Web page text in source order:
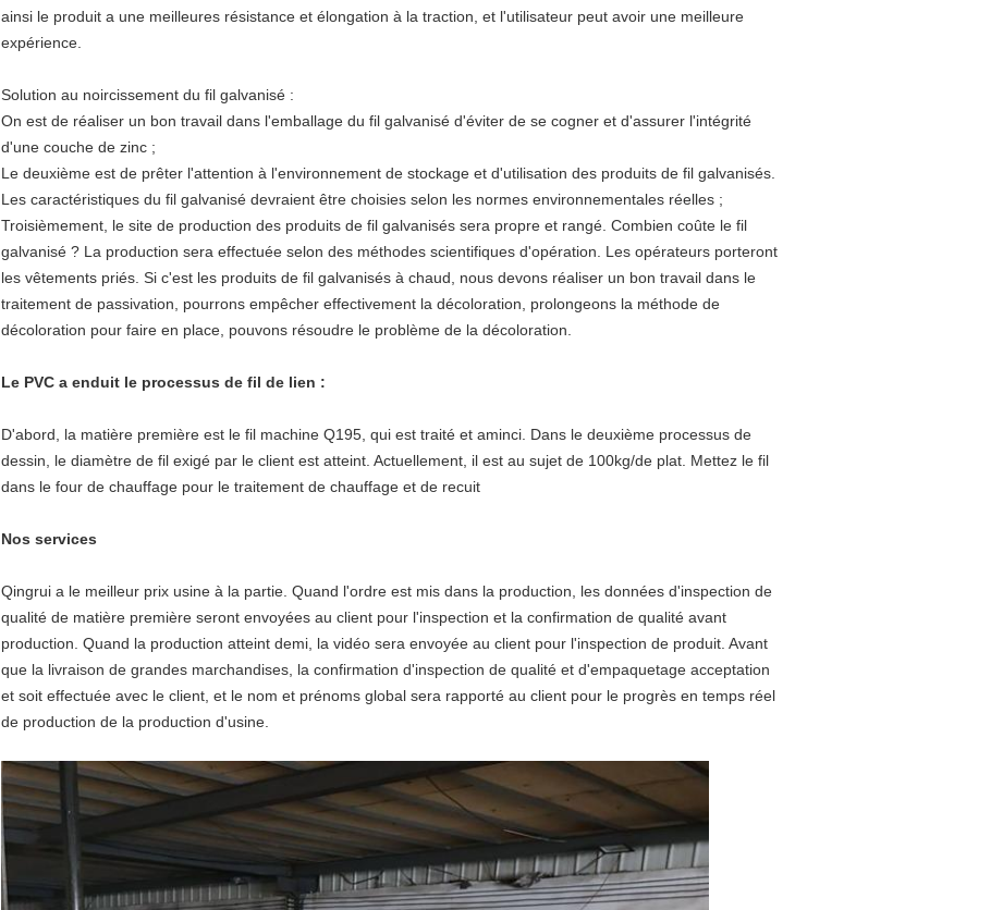
ainsi le produit a une meilleures résistance et élongation à la traction, et l'utilisateur peut avoir une meilleure
expérience.
Solution au noircissement du fil galvanisé :
On est de réaliser un bon travail dans l'emballage du fil galvanisé d'éviter de se cogner et d'assurer l'intégrité
d'une couche de zinc ;
Le deuxième est de prêter l'attention à l'environnement de stockage et d'utilisation des produits de fil galvanisés.
Les caractéristiques du fil galvanisé devraient être choisies selon les normes environnementales réelles ;
Troisièmement, le site de production des produits de fil galvanisés sera propre et rangé. Combien coûte le fil
galvanisé ? La production sera effectuée selon des méthodes scientifiques d'opération. Les opérateurs porteront
les vêtements priés. Si c'est les produits de fil galvanisés à chaud, nous devons réaliser un bon travail dans le
traitement de passivation, pourrons empêcher effectivement la décoloration, prolongeons la méthode de
décoloration pour faire en place, pouvons résoudre le problème de la décoloration.
Le PVC a enduit le processus de fil de lien :
D'abord, la matière première est le fil machine Q195, qui est traité et aminci. Dans le deuxième processus de
dessin, le diamètre de fil exigé par le client est atteint. Actuellement, il est au sujet de 100kg/de plat. Mettez le fil
dans le four de chauffage pour le traitement de chauffage et de recuit
Nos services
Qingrui a le meilleur prix usine à la partie. Quand l'ordre est mis dans la production, les données d'inspection de
qualité de matière première seront envoyées au client pour l'inspection et la confirmation de qualité avant
production. Quand la production atteint demi, la vidéo sera envoyée au client pour l'inspection de produit. Avant
que la livraison de grandes marchandises, la confirmation d'inspection de qualité et d'empaquetage acceptation
et soit effectuée avec le client, et le nom et prénoms global sera rapporté au client pour le progrès en temps réel
de production de la production d'usine.